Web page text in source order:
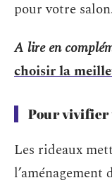
pour votre
A lire en
choisir la
Pour vivifier
Les rideaux